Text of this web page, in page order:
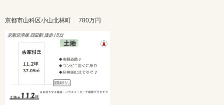
京都市山科区小山北林町 780万円